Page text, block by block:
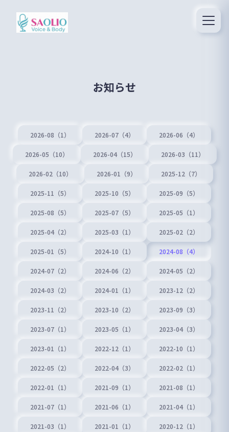
お知らせ
2026-08（1） 2026-07（4） 2026-06（4）
2026-05（10） 2026-04（15） 2026-03（11）
2026-02（10） 2026-01（9） 2025-12（7）
2025-11（5） 2025-10（5） 2025-09（5）
2025-08（5） 2025-07（5） 2025-05（1）
2025-04（2） 2025-03（1） 2025-02（2）
2025-01（5） 2024-10（1） 2024-08（4）
2024-07（2） 2024-06（2） 2024-05（2）
2024-03（2） 2024-01（1） 2023-12（2）
2023-11（2） 2023-10（2） 2023-09（3）
2023-07（1） 2023-05（1） 2023-04（3）
2023-01（1） 2022-12（1） 2022-10（1）
2022-05（2） 2022-04（3） 2022-02（1）
2022-01（1） 2021-09（1） 2021-08（1）
2021-07（1） 2021-06（1） 2021-04（1）
2021-03（1） 2021-01（1） 2020-12（1）